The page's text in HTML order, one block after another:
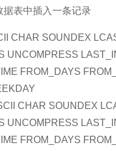
表中插入一条记录
CHAR SOUNDEX
UNCOMPRESS
FROM_DAYS
CHAR SOUNDEX
UNCOMPRESS
FROM_DAYS